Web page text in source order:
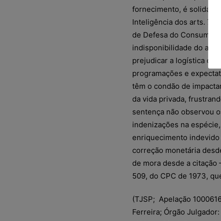
fornecimento, é
Inteligência dos arts. 7º,
de Defesa do
indisponibilidade do
prejudicar a logística da
programações e
têm o condão de
da vida privada,
sentença não observou
indenizações na
enriquecimento
correção monetária
de mora desde a
509, do CPC de 1973,
(TJSP; Apelação
Ferreira; Órgão